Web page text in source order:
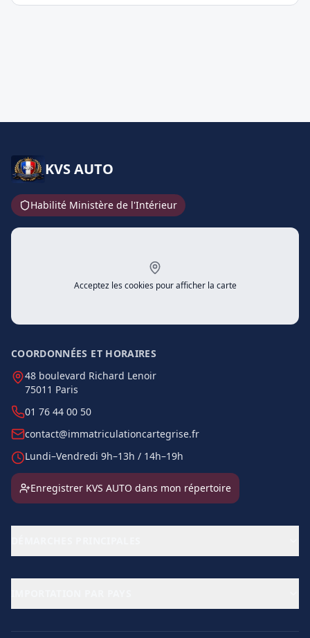
KVS AUTO
Habilité Ministère de l'Intérieur
Acceptez les cookies pour afficher la carte
COORDONNÉES ET HORAIRES
48 boulevard Richard Lenoir
75011 Paris
01 76 44 00 50
contact@immatriculationcartegrise.fr
Lundi–Vendredi 9h–13h / 14h–19h
Enregistrer KVS AUTO dans mon répertoire